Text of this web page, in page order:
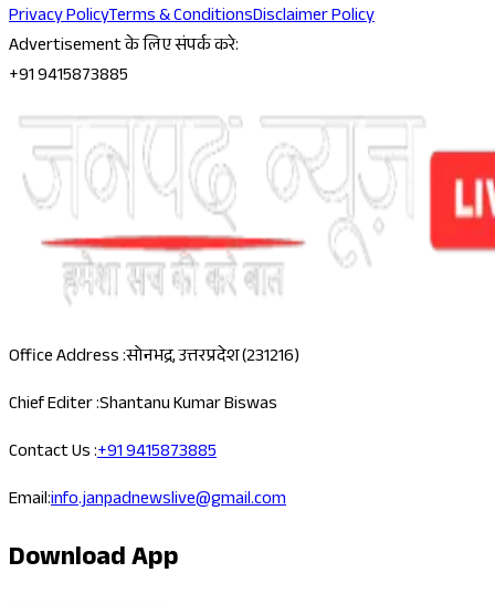
Privacy PolicyTerms & ConditionsDisclaimer Policy
Advertisement के लिए संपर्क करे:
+91 9415873885
Office Address :सोनभद्र, उत्तरप्रदेश (231216)
Chief Editer :Shantanu Kumar Biswas
Contact Us :+91 9415873885
Email:info.janpadnewslive@gmail.com
Download App